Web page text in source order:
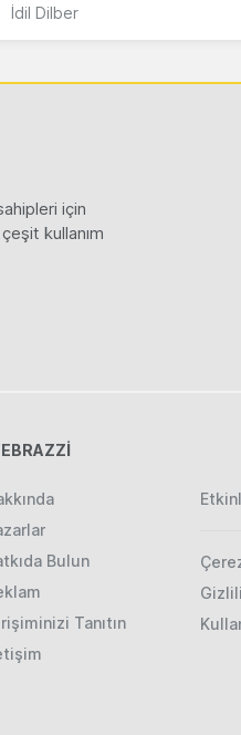
İdil Dilber
için
kullanım
Bulun
Tanıtın